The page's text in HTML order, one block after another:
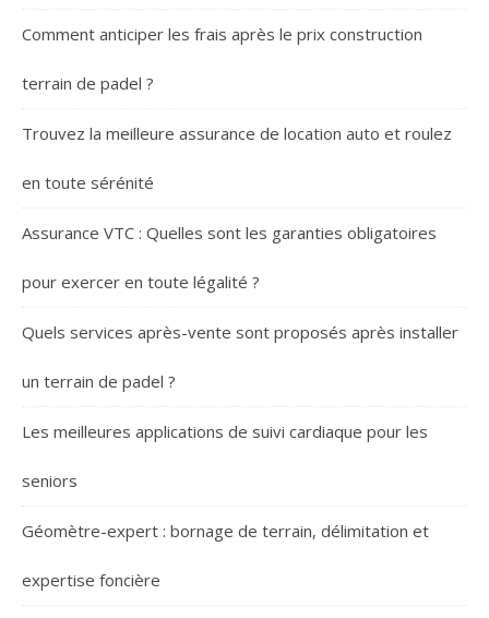
Comment anticiper les frais après le prix construction
terrain de padel ?
Trouvez la meilleure assurance de location auto et roulez
en toute sérénité
Assurance VTC : Quelles sont les garanties obligatoires
pour exercer en toute légalité ?
Quels services après-vente sont proposés après installer
un terrain de padel ?
Les meilleures applications de suivi cardiaque pour les
seniors
Géomètre-expert : bornage de terrain, délimitation et
expertise foncière